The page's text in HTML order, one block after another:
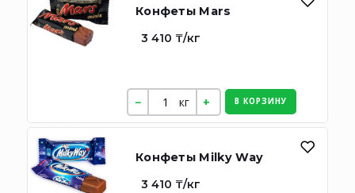
Конфеты Mars
3 410 ₸/кг
кг В КОРЗИНУ
Конфеты Milky Way
3 410 ₸/кг